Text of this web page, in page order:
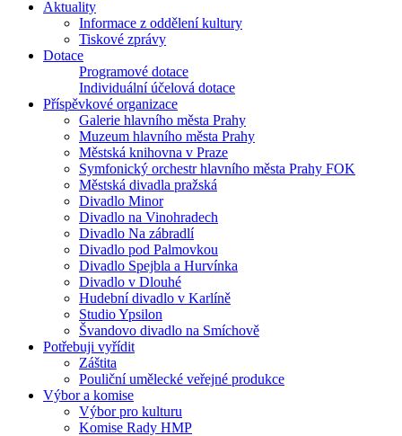
Aktuality
Informace z oddělení kultury
Tiskové zprávy
Dotace
Programové dotace
Individuální účelová dotace
Příspěvkové organizace
Galerie hlavního města Prahy
Muzeum hlavního města Prahy
Městská knihovna v Praze
Symfonický orchestr hlavního města Prahy FOK
Městská divadla pražská
Divadlo Minor
Divadlo na Vinohradech
Divadlo Na zábradlí
Divadlo pod Palmovkou
Divadlo Spejbla a Hurvínka
Divadlo v Dlouhé
Hudební divadlo v Karlíně
Studio Ypsilon
Švandovo divadlo na Smíchově
Potřebuji vyřídit
Záštita
Pouliční umělecké veřejné produkce
Výbor a komise
Výbor pro kulturu
Komise Rady HMP